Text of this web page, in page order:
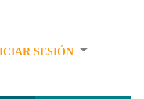
SESIÓN